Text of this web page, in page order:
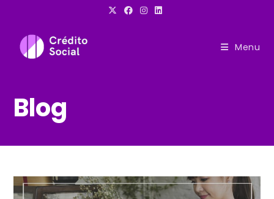
conteúdo
Menu
Blog